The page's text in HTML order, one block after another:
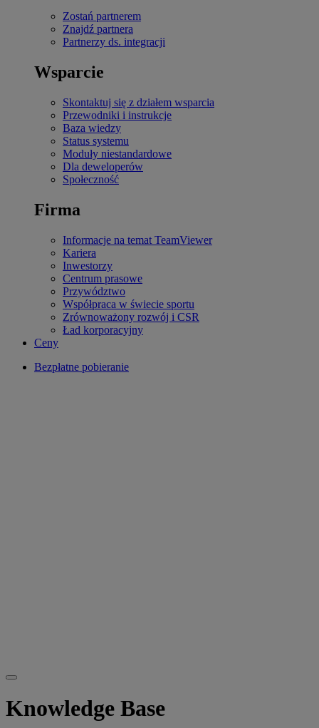
Zostań partnerem
Znajdź partnera
Partnerzy ds. integracji
Wsparcie
Skontaktuj się z działem wsparcia
Przewodniki i instrukcje
Baza wiedzy
Status systemu
Moduły niestandardowe
Dla deweloperów
Społeczność
Firma
Informacje na temat TeamViewer
Kariera
Inwestorzy
Centrum prasowe
Przywództwo
Współpraca w świecie sportu
Zrównoważony rozwój i CSR
Ład korporacyjny
Ceny
Bezpłatne pobieranie
Knowledge Base